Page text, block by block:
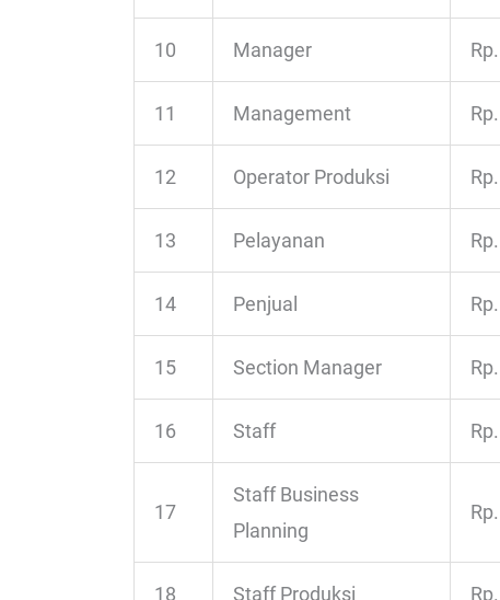
10 Manager
11 Management
12 Operator Produksi
13 Pelayanan
14 Penjual
15 Section Manager
16 Staff
17
Staff Business
Planning
18 Staff Produksi